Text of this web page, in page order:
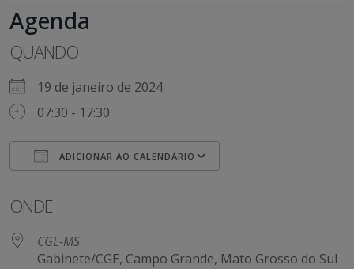
Agenda
QUANDO
19 de janeiro de 2024
07:30 - 17:30
ADICIONAR AO CALENDÁRIO
ONDE
CGE-MS
Gabinete/CGE, Campo Grande, Mato Grosso do Sul